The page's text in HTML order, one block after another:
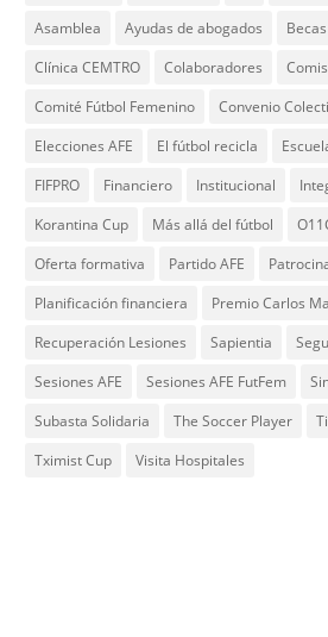
Asamblea
Ayudas de abogados
Clínica CEMTRO
Colaboradores
Comité Fútbol Femenino
Convenio
Elecciones AFE
El fútbol recicla
FIFPRO
Financiero Institucional
Korantina Cup
Más allá del fútbol
Oferta formativa
Partido AFE
Planificación financiera
Premio Carlos
Recuperación Lesiones
Sapientia
Sesiones AFE
Sesiones AFE FutFem
Subasta Solidaria
The Soccer Player
Tximist Cup
Visita Hospitales